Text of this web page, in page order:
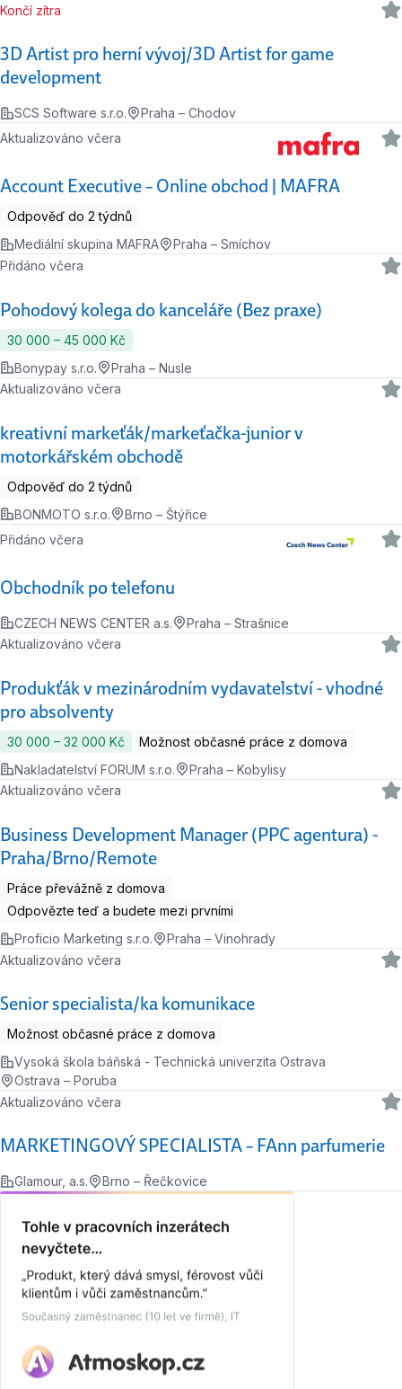
3D Artist pro herní vývoj/3D Artist for game
development
Končí zítra
SCS Software s.r.o. Praha – Chodov
Account Executive – Online obchod | MAFRA
Aktualizováno včera
Odpověď do 2 týdnů
Mediální skupina MAFRA
Praha – Smíchov
Pohodový kolega do kanceláře (Bez praxe)
Přidáno včera
30 000 ‍–‍ 45 000 Kč
Bonypay s.r.o.
Praha – Nusle
kreativní markeťák/markeťačka-junior v
motorkářském obchodě
Aktualizováno včera
Odpověď do 2 týdnů
BONMOTO s.r.o.
Brno – Štýřice
Obchodník po telefonu
Přidáno včera
CZECH NEWS CENTER a.s. Praha – Strašnice
Produkťák v mezinárodním vydavatelství - vhodné
pro absolventy
Aktualizováno včera
30 000 ‍–‍ 32 000 Kč
Možnost občasné práce z domova
Nakladatelství FORUM s.r.o.
Praha – Kobylisy
Business Development Manager (PPC agentura) -
Praha/Brno/Remote
Aktualizováno včera
Práce převážně z domova
Odpovězte teď a budete mezi prvními
Proficio Marketing s.r.o.
Praha – Vinohrady
Senior specialista/ka komunikace
Aktualizováno včera
Možnost občasné práce z domova
Vysoká škola báňská - Technická univerzita Ostrava
Ostrava – Poruba
MARKETINGOVÝ SPECIALISTA – FAnn parfumerie
Aktualizováno včera
Glamour, a.s. Brno – Řečkovice